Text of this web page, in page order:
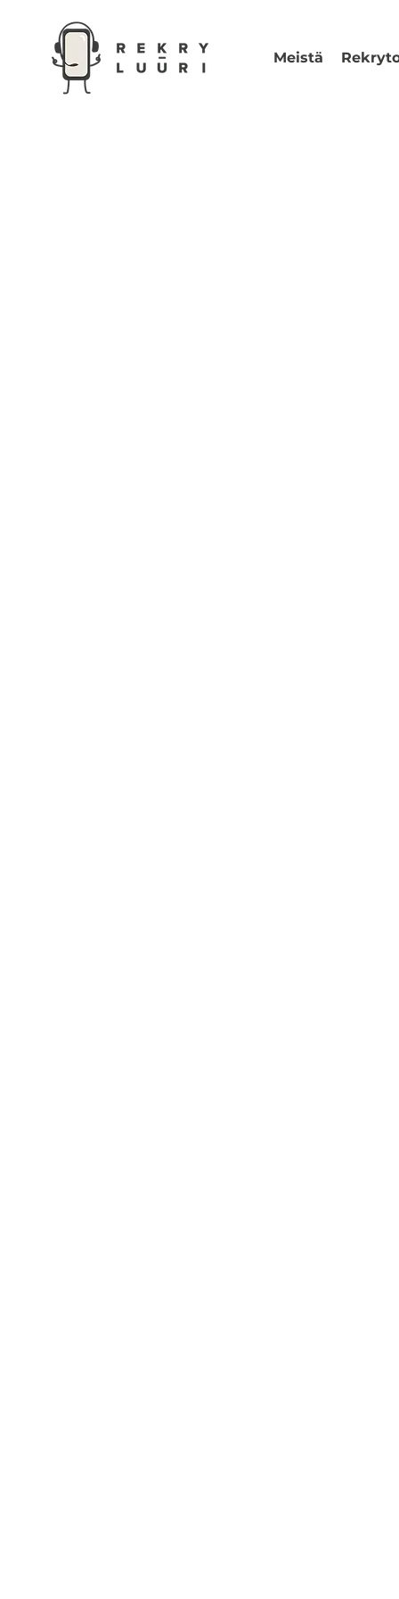
Meistä